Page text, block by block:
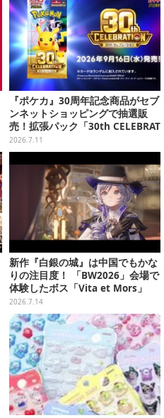
『ポケカ』30周年記念商品がセブ
ンネットショッピングで抽選販
売！拡張パック「30th CELEBRAT
ION」と「エーフィ・ブラッキー
セット」が対象
2026.7.11
新作『白銀の城』は中国でもかな
りの注目度！ 「BW2026」会場で
体験したボス「Vita et Mors」
「シンデレラ」戦をお届けーパリ
ィはCBTよりも遊びやすくなった
かも【プレイ&現地ブースレポ】
2026.7.14